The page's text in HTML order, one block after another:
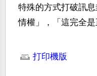
特殊的方式打破訊
情權」，「這完全
打印機版